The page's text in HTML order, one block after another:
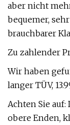
aber nicht
bequemer,
brauchbarer
Zu zahlender
Wir haben
langer TÜV,
Achten Sie
obere Enden,